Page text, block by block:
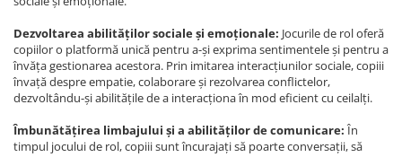
Dezvoltarea abilităților sociale și emoționale: Jocurile de rol oferă
copiilor o platformă unică pentru a-și exprima sentimentele și pentru a
învăța gestionarea acestora. Prin imitarea interacțiunilor sociale, copiii
învață despre empatie, colaborare și rezolvarea conflictelor,
dezvoltându-și abilitățile de a interacționa în mod eficient cu ceilalți.
Îmbunătățirea limbajului și a abilităților de comunicare: În
timpul jocului de rol, copiii sunt încurajați să poarte conversații, să